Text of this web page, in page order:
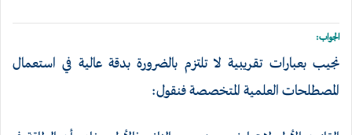
الجواب:
نجيب بعبارات تقريبية لا تلتزم بالضرورة بدقة عالية في استعمال
المصطلحات العلمية المتخصصة فنقول: